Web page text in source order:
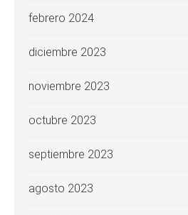
febrero 2024
diciembre 2023
noviembre 2023
octubre 2023
septiembre 2023
agosto 2023